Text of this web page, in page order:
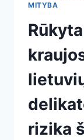
MITYBA
rizika